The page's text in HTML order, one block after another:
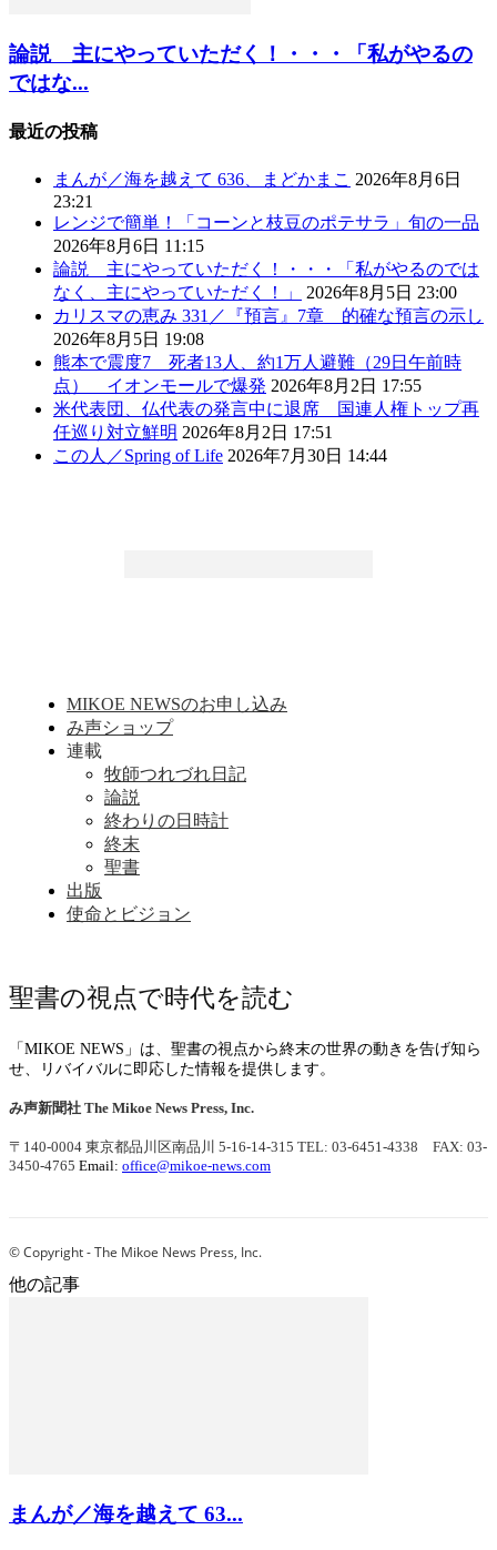
論説 主にやっていただく！・・・「私がやるの
ではな...
最近の投稿
まんが／海を越えて 636、まどかまこ 2026年8月6日
23:21
レンジで簡単！「コーンと枝豆のポテサラ」旬の一品
2026年8月6日 11:15
論説 主にやっていただく！・・・「私がやるのでは
なく、主にやっていただく！」
2026年8月5日 23:00
カリスマの恵み 331／『預言』7章 的確な預言の示し
2026年8月5日 19:08
熊本で震度7 死者13人、約1万人避難（29日午前時
点） イオンモールで爆発 2026年8月2日 17:55
米代表団、仏代表の発言中に退席 国連人権トップ再
任巡り対立鮮明 2026年8月2日 17:51
この人／Spring of Life 2026年7月30日 14:44
MIKOE NEWSのお申し込み
み声ショップ
連載
牧師つれづれ日記
論説
終わりの日時計
終末
聖書
出版
使命とビジョン
聖書の視点で時代を読む
「MIKOE NEWS」は、聖書の視点から終末の世界の動きを告げ知ら
せ、リバイバルに即応した情報を提供します。
み声新聞社 The Mikoe News Press, Inc.
〒140-0004 東京都品川区南品川 5-16-14-315 TEL: 03-6451-4338 FAX: 03-
3450-4765 Email: office@mikoe-news.com
© Copyright - The Mikoe News Press, Inc.
他の記事
まんが／海を越えて 63...